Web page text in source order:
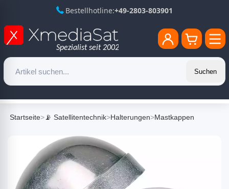
Bestellhotline:+49-2803-803901
Suchen
Startseite>📡 Satellitentechnik>Halterungen>Mastkappen